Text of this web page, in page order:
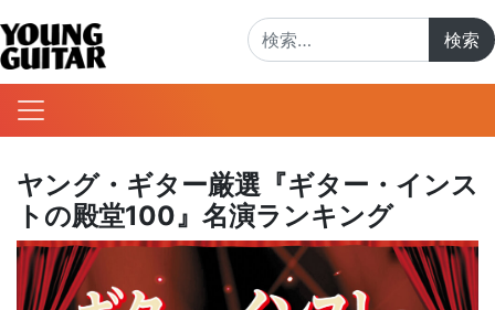
ヤング・ギター厳選『ギター・インス
トの殿堂100』名演ランキング